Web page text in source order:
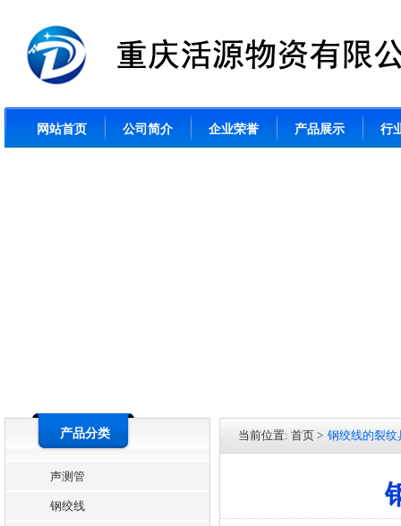
网站首页 公司简介 企业荣誉 产品展示 行
当前位置: 首页 > 钢绞线的裂纹
产品分类
声测管
钢绞线